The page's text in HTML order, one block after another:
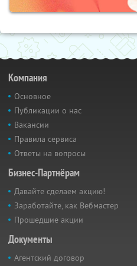
Компания
Основное
Публикации о нас
Вакансии
Правила сервиса
Ответы на вопросы
Бизнес-Партнёрам
Давайте сделаем акцию!
Заработайте, как Вебмастер
Прошедшие акции
Документы
Агентский договор